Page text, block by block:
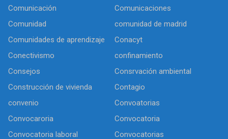
Comunicación
Comunicaciones
Comunidad
comunidad de madrid
Comunidades de aprendizaje
Conacyt
Conectivismo
confinamiento
Consejos
Consrvación ambiental
Construcción de vivienda
Contagio
convenio
Convoatorias
Convocaroria
Convocatoria
Convocatoria laboral
Convocatorias